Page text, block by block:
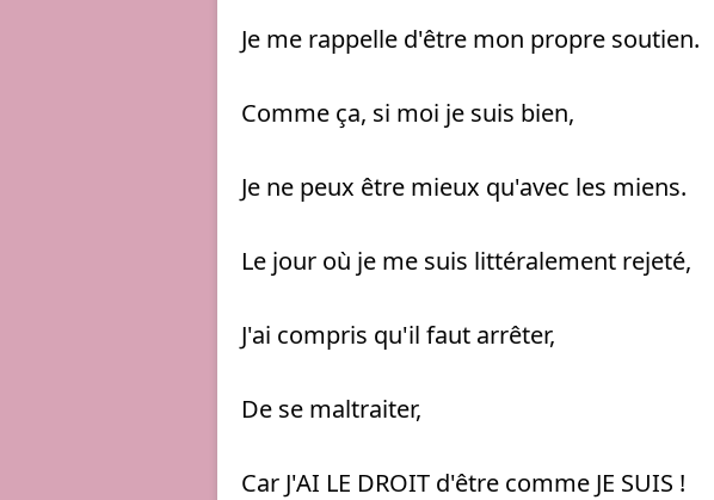
Je me rappelle d'être mon propre soutien.
Comme ça, si moi je suis bien,
Je ne peux être mieux qu'avec les miens.
Le jour où je me suis littéralement rejeté,
J'ai compris qu'il faut arrêter,
De se maltraiter,
Car J'AI LE DROIT d'être comme JE SUIS !